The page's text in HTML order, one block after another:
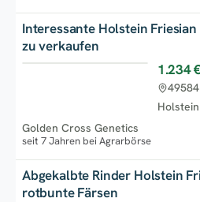
Interessante Holstein
zu verkaufen
1.234 €
Holstein
Golden Cross Genetics
seit 7 Jahren bei Agrarbörse
Abgekalbte Rinder Holstein
rotbunte Färsen